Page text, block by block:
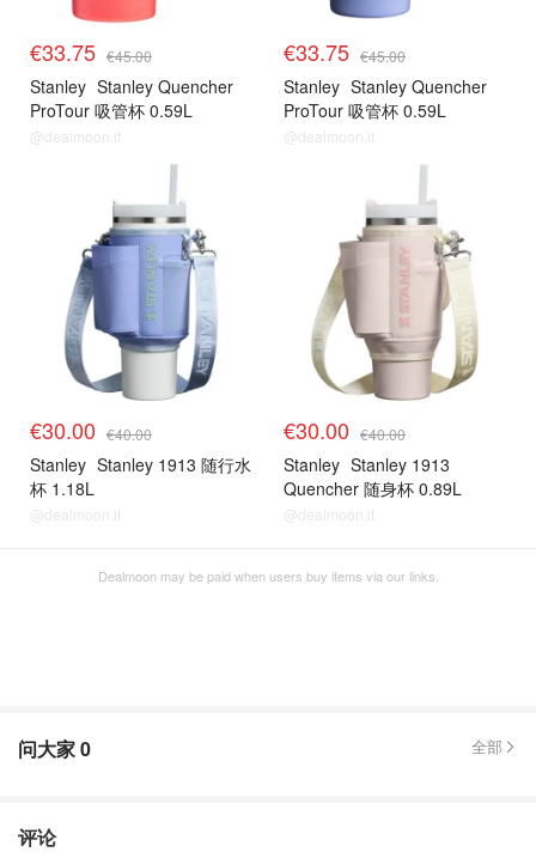
€33.75 €45.00
Stanley Stanley Quencher
ProTour 吸管杯 0.59L
@dealmoon.it
€33.75 €45.00
Stanley Stanley Quencher
ProTour 吸管杯 0.59L
@dealmoon.it
€30.00 €40.00
Stanley Stanley 1913 随行水
杯 1.18L
@dealmoon.it
€30.00 €40.00
Stanley Stanley 1913
Quencher 随身杯 0.89L
@dealmoon.it
Dealmoon may be paid when users buy items via our links.
问大家0 全部
评论